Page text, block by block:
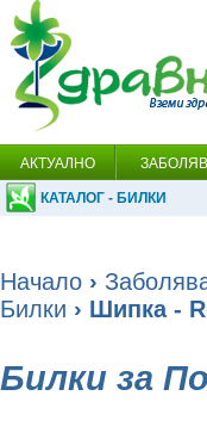
АКТУАЛНО
КАТАЛОГ - БИЛКИ
Начало ›
Билки › Шипка -
Билки за